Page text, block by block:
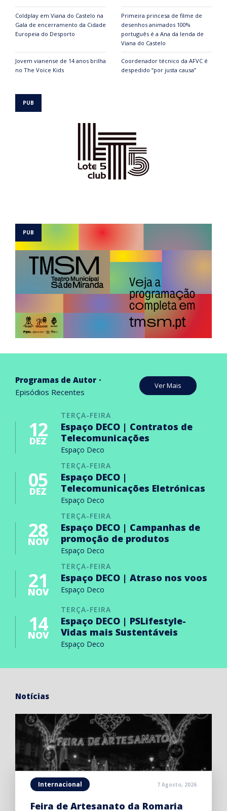
Coldplay em Viana do Castelo na
Gala de encerramento da Cidade
Europeia do Desporto
Primeira princesa de filme de
desenhos animados 100%
português é a Ana da lenda de
Viana do Castelo
Jovem vianense de 14 anos brilha
no The Voice Kids
Coordenador técnico da AFVC é
despedido “por justa causa”
Programas de Autor
Episódios Recentes
Ver Mais
TERÇA-FEIRA
12
DEZ
Espaço DECO | Contratos de
Telecomunicações
Espaço Deco
TERÇA-FEIRA
05
DEZ
Espaço DECO |
Telecomunicações Eletrónicas
Espaço Deco
TERÇA-FEIRA
28
NOV
Espaço DECO | Campanhas de
promoção de produtos
Espaço Deco
TERÇA-FEIRA
21
NOV
Espaço DECO | Atraso nos voos
Espaço Deco
TERÇA-FEIRA
14
NOV
Espaço DECO | PSLifestyle-
Vidas mais Sustentáveis
Espaço Deco
Notícias
Internacional 7 Agosto, 2026
Feira de Artesanato da Romaria